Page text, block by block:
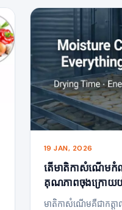
19 JAN, 2026
តើមាតិកាសំណើមកំ
គុណភាពចុងក្រោយយ៉
មាតិកាសំណើមគឺជាកត្ត